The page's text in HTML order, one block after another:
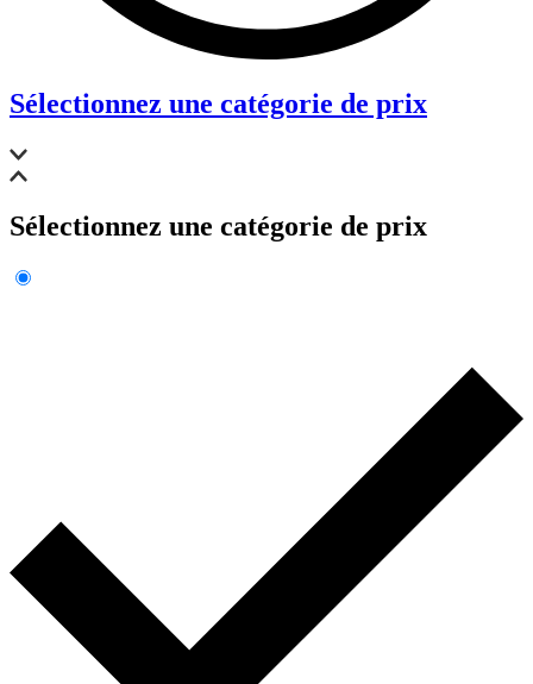
Sélectionnez une catégorie de prix
Sélectionnez une catégorie de prix